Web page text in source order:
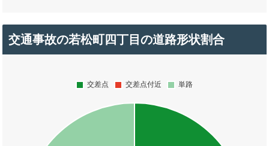
交通事故の若松町四丁目の道路形状割合